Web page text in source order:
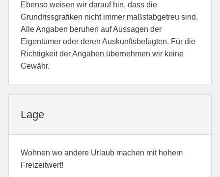
Ebenso weisen wir darauf hin, dass die
Grundrissgrafiken nicht immer maßstabgetreu sind.
Alle Angaben beruhen auf Aussagen der
Eigentümer oder deren Auskunftsbefugten. Für die
Richtigkeit der Angaben übernehmen wir keine
Gewähr.
Lage
Wohnen wo andere Urlaub machen mit hohem
Freizeitwert!